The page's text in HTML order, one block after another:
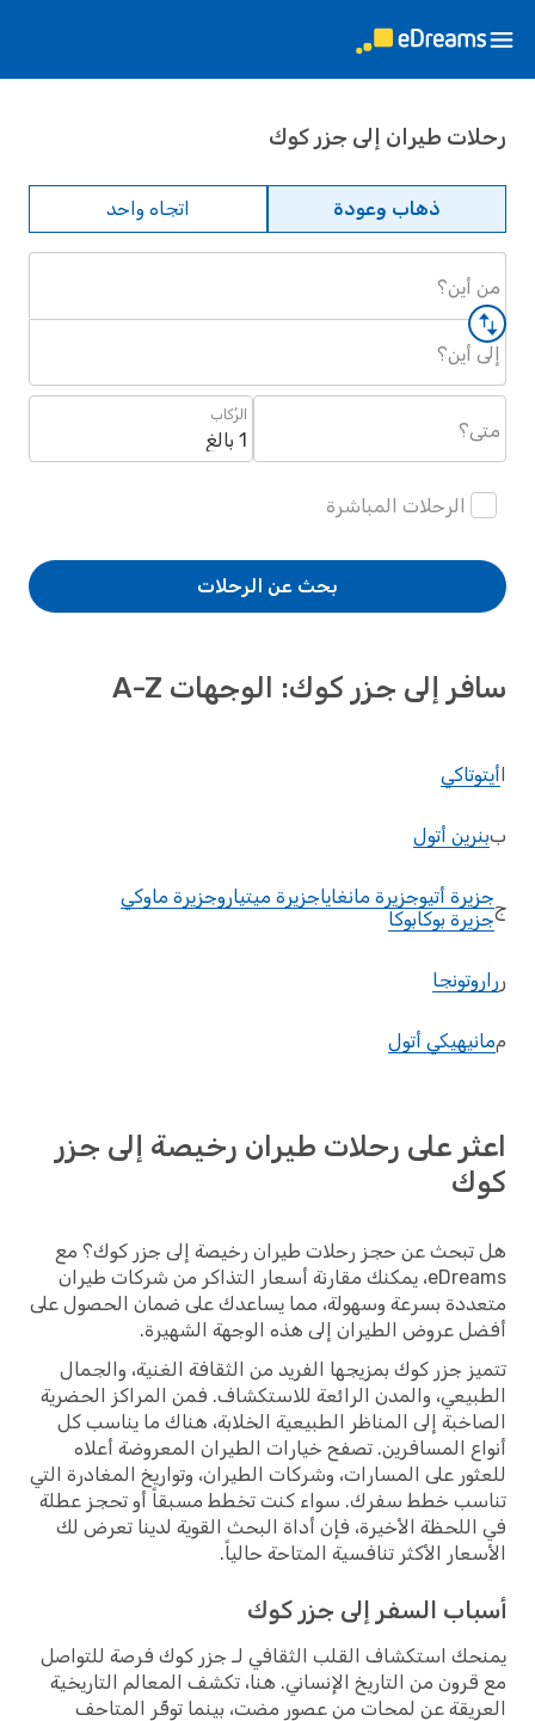
رحلات طيران إلى جزر كوك
ذهاب وعودة اتجاه واحد
من أين؟
إلى أين؟
متى؟
الرُكاب
1 بالغ
الرحلات المباشرة
بحث عن الرحلات
سافر إلى جزر كوك: الوجهات A-Z
اأيتوتاكي
ببنرين أتول
ججزيرة أتيوجزيرة مانغاياجزيرة ميتياروجزيرة ماوكي
جزيرة بوكابوكا
ر راروتونجا
ممانيهيكي أتول
اعثر على رحلات طيران رخيصة إلى جزر
كوك
هل تبحث عن حجز رحلات طيران رخيصة إلى جزر كوك؟ مع
eDreams، يمكنك مقارنة أسعار التذاكر من شركات طيران
متعددة بسرعة وسهولة، مما يساعدك على ضمان الحصول على
أفضل عروض الطيران إلى هذه الوجهة الشهيرة.
تتميز جزر كوك بمزيجها الفريد من الثقافة الغنية، والجمال
الطبيعي، والمدن الرائعة للاستكشاف. فمن المراكز الحضرية
الصاخبة إلى المناظر الطبيعية الخلابة، هناك ما يناسب كل
أنواع المسافرين. تصفح خيارات الطيران المعروضة أعلاه
للعثور على المسارات، وشركات الطيران، وتواريخ المغادرة التي
تناسب خطط سفرك. سواء كنت تخطط مسبقاً أو تحجز عطلة
في اللحظة الأخيرة، فإن أداة البحث القوية لدينا تعرض لك
الأسعار الأكثر تنافسية المتاحة حالياً.
أسباب السفر إلى جزر كوك
يمنحك استكشاف القلب الثقافي لـ جزر كوك فرصة للتواصل
مع قرون من التاريخ الإنساني. هنا، تكشف المعالم التاريخية
العريقة عن لمحات من عصور مضت، بينما توفّر المتاحف